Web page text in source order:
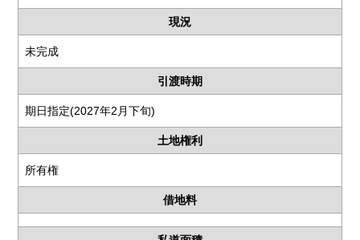
現況
未完成
引渡時期
期日指定(2027年2月下旬)
土地権利
所有権
借地料